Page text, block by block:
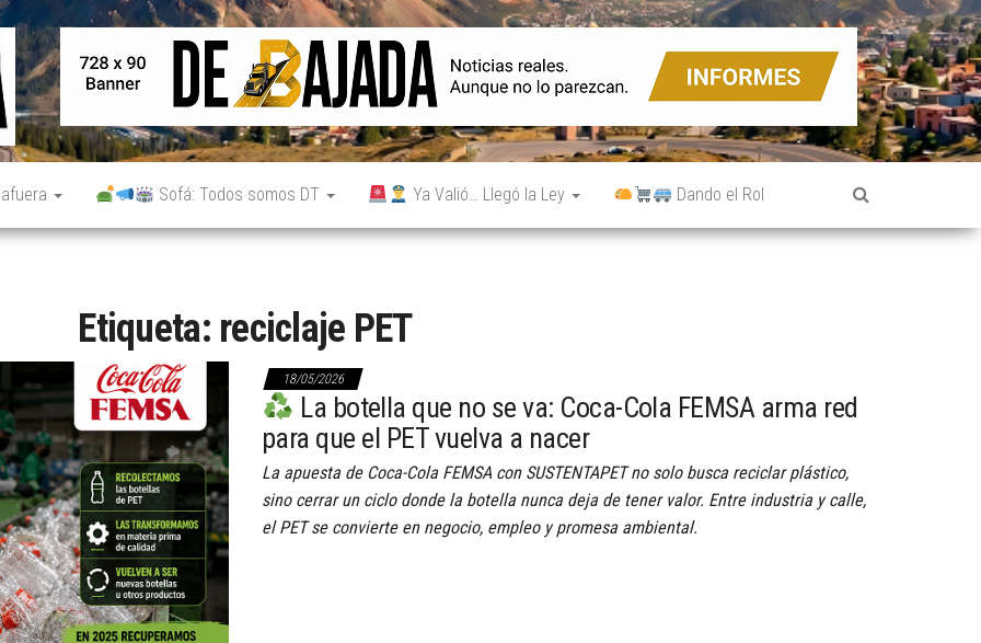
De
Bajada
Noticias
reales.
Aunque
no lo
parezcan.
Sofá: Todos somos DT Ya Valió… Llegó la Ley Dando el Rol
Etiqueta: reciclaje PET
18/05/2026
La botella que no se va: Coca-Cola FEMSA arma red
para que el PET vuelva a nacer
La apuesta de Coca-Cola FEMSA con SUSTENTAPET no solo busca reciclar plástico,
sino cerrar un ciclo donde la botella nunca deja de tener valor. Entre industria y calle,
el PET se convierte en negocio, empleo y promesa ambiental.